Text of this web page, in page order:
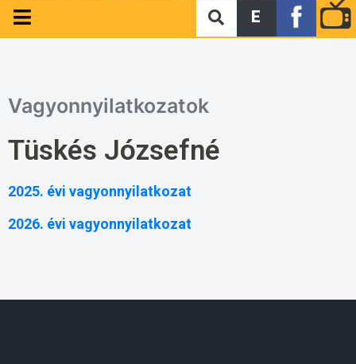
E
Vagyonnyilatkozatok
Tüskés Józsefné
2025. évi vagyonnyilatkozat
2026. évi vagyonnyilatkozat